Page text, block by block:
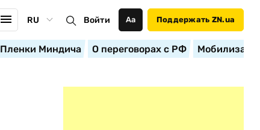
RU Войти Аа Поддержать ZN.ua
Пленки Миндича О переговорах с РФ